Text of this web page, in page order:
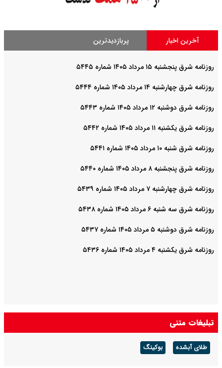
آخرین اخبار پربازدیدترین
روزنامه شرق پنجشنبه ۱۵ مرداد ۱۴۰۵ شماره ۵۴۴۵
روزنامه شرق چهارشنبه ۱۴ مرداد ۱۴۰۵ شماره ۵۴۴۴
روزنامه شرق دوشنبه ۱۲ مرداد ۱۴۰۵ شماره ۵۴۴۳
روزنامه شرق یکشنبه ۱۱ مرداد ۱۴۰۵ شماره ۵۴۴۲
روزنامه شرق شنبه ۱۰ مرداد ۱۴۰۵ شماره ۵۴۴۱
روزنامه شرق پنجشنبه ۸ مرداد ۱۴۰۵ شماره ۵۴۴۰
روزنامه شرق چهارشنبه ۷ مرداد ۱۴۰۵ شماره ۵۴۳۹
روزنامه شرق سه شنبه ۶ مرداد ۱۴۰۵ شماره ۵۴۳۸
روزنامه شرق دوشنبه ۵ مرداد ۱۴۰۵ شماره ۵۴۳۷
روزنامه شرق یکشنبه ۴ مرداد ۱۴۰۵ شماره ۵۴۳۶
تبلیغات متنی
طلای آبشده بوکینگ